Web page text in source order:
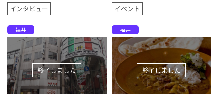
インタビュー イベント
福井
終了しました
福井
終了しました